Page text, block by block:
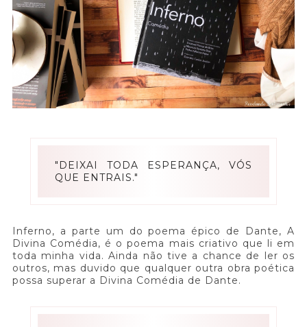
"DEIXAI TODA ESPERANÇA, VÓS
QUE ENTRAIS."
Inferno, a parte um do poema épico de Dante, A
Divina Comédia, é o poema mais criativo que li em
toda minha vida. Ainda não tive a chance de ler os
outros, mas duvido que qualquer outra obra poética
possa superar a Divina Comédia de Dante.